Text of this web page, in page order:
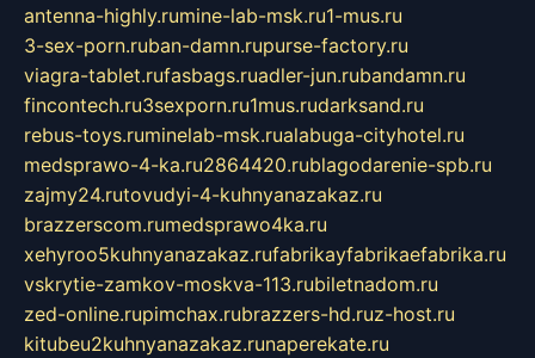
antenna-highly.rumine-lab-msk.ru1-mus.ru
3-sex-porn.ruban-damn.rupurse-factory.ru
viagra-tablet.rufasbags.ruadler-jun.rubandamn.ru
fincontech.ru3sexporn.ru1mus.rudarksand.ru
rebus-toys.ruminelab-msk.rualabuga-cityhotel.ru
medsprawo-4-ka.ru2864420.rublagodarenie-spb.ru
zajmy24.rutovudyi-4-kuhnyanazakaz.ru
brazzerscom.rumedsprawo4ka.ru
xehyroo5kuhnyanazakaz.rufabrikayfabrikaefabrika.ru
vskrytie-zamkov-moskva-113.rubiletnadom.ru
zed-online.rupimchax.rubrazzers-hd.ruz-host.ru
kitubeu2kuhnyanazakaz.runaperekate.ru